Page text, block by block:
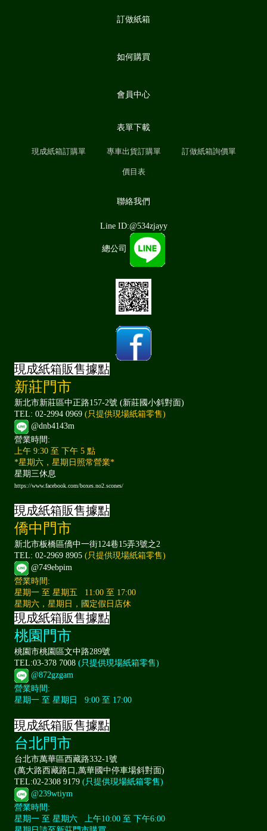
訂做紙箱
如何購買
會員中心
表單下載
現成紙箱訂購單 專車出貨訂購單 訂做紙箱詢價單
價目表
聯絡我們
Line ID:@534zjayy
總公司
現成紙箱販售據點
新莊門市
新北市新莊區中正路157-2號 (新莊國小斜對面)
TEL: 02-2994 0969 (只提供現場紙箱零售)
@dnb4143m
營業時間:
上午 9:30 至 下午 5 點
*星期六，星期日照常營業*
星期三休息
https://www.facebook.com/boxes.no2.scones/
現成紙箱販售據點
僑中門市
新北市板橋區僑中一街124巷15弄3號之2
TEL: 02-2969 8905 (只提供現場紙箱零售)
@749ebpim
營業時間:
星期一 至 星期五 11:00 至 17:00
星期六，星期日，國定假日店休
現成紙箱販售據點
桃園門市
桃園市桃園區文中路289號
TEL:03-378 7008 (只提供現場紙箱零售)
@872gzgam
營業時間:
星期一 至 星期日 9:00 至 17:00
現成紙箱販售據點
台北門市
台北市萬華區西藏路332-1號
(萬大路西藏路口,萬華國中停車場斜對面)
TEL:02-2308 9179 (只提供現場紙箱零售)
@239wtiym
營業時間:
星期一 至 星期六 上午10:00 至 下午6:00